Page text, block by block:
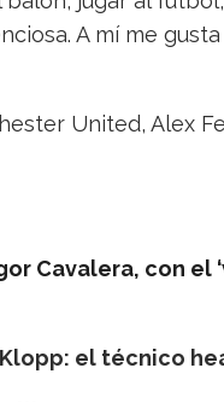
A mí me
United, Alex
Cavalera, con el
el técnico